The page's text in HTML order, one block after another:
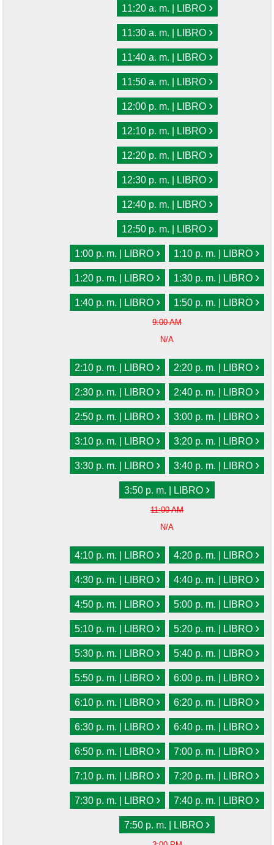
11:20 a. m. | LIBRO ›
11:30 a. m. | LIBRO ›
11:40 a. m. | LIBRO ›
11:50 a. m. | LIBRO ›
12:00 p. m. | LIBRO ›
12:10 p. m. | LIBRO ›
12:20 p. m. | LIBRO ›
12:30 p. m. | LIBRO ›
12:40 p. m. | LIBRO ›
12:50 p. m. | LIBRO ›
1:00 p. m. | LIBRO › 1:10 p. m. | LIBRO ›
1:20 p. m. | LIBRO › 1:30 p. m. | LIBRO ›
1:40 p. m. | LIBRO › 1:50 p. m. | LIBRO ›
9:00 AM
N/A
2:10 p. m. | LIBRO › 2:20 p. m. | LIBRO ›
2:30 p. m. | LIBRO › 2:40 p. m. | LIBRO ›
2:50 p. m. | LIBRO › 3:00 p. m. | LIBRO ›
3:10 p. m. | LIBRO › 3:20 p. m. | LIBRO ›
3:30 p. m. | LIBRO › 3:40 p. m. | LIBRO ›
3:50 p. m. | LIBRO ›
11:00 AM
N/A
4:10 p. m. | LIBRO › 4:20 p. m. | LIBRO ›
4:30 p. m. | LIBRO › 4:40 p. m. | LIBRO ›
4:50 p. m. | LIBRO › 5:00 p. m. | LIBRO ›
5:10 p. m. | LIBRO › 5:20 p. m. | LIBRO ›
5:30 p. m. | LIBRO › 5:40 p. m. | LIBRO ›
5:50 p. m. | LIBRO › 6:00 p. m. | LIBRO ›
6:10 p. m. | LIBRO › 6:20 p. m. | LIBRO ›
6:30 p. m. | LIBRO › 6:40 p. m. | LIBRO ›
6:50 p. m. | LIBRO › 7:00 p. m. | LIBRO ›
7:10 p. m. | LIBRO › 7:20 p. m. | LIBRO ›
7:30 p. m. | LIBRO › 7:40 p. m. | LIBRO ›
7:50 p. m. | LIBRO ›